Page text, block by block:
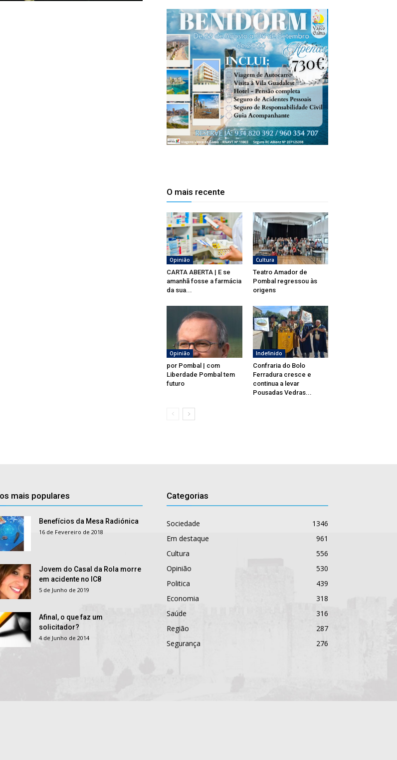
O mais recente
Opinião
CARTA ABERTA | E se
amanhã fosse a farmácia
da sua...
Cultura
Teatro Amador de
Pombal regressou às
origens
Opinião
por Pombal | com
Liberdade Pombal tem
futuro
Indefinido
Confraria do Bolo
Ferradura cresce e
continua a levar
Pousadas Vedras...
mais populares
Benefícios da Mesa Radiónica
16 de Fevereiro de 2018
Jovem do Casal da Rola morre
em acidente no IC8
5 de Junho de 2019
Afinal, o que faz um
solicitador?
4 de Junho de 2014
Categorias
Sociedade
1346
Em destaque
961
Cultura
556
Opinião
530
Politica
439
Economia
318
Saúde
316
Região
287
Segurança
276